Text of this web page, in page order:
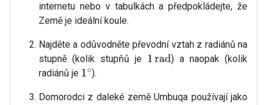
internetu nebo v tabulkách a předpokládejte, že
Země je ideální koule.
Najděte a odůvodněte převodní vztah z radiánů na
stupně (kolik stupňů je 1 rad ) a naopak (kolik
radiánů je 1∘).
Domorodci z daleké země Umbuqa používají jako